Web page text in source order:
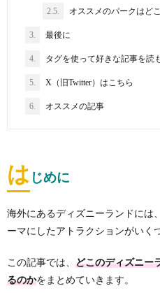
2.5. オススメのパークはど
3. 最後に
4. タグを使って好きな記事を読
5. X（旧Twitter）はこちら
6. オススメの記事
は じめに
海外にあるディズニーランドには
ーマにしたアトラクションがいく
この記事では、 どこのディズニー
るのかをまとめていきます。